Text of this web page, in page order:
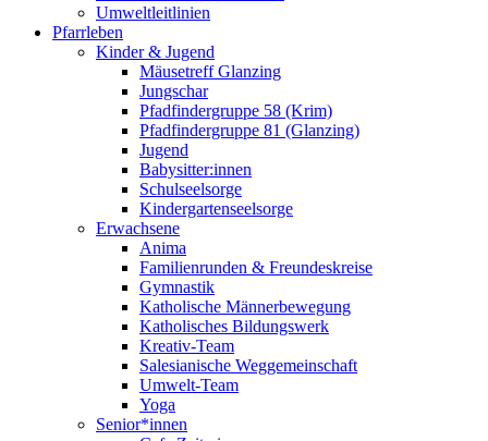
Umweltleitlinien
Pfarrleben
Kinder & Jugend
Mäusetreff Glanzing
Jungschar
Pfadfindergruppe 58 (Krim)
Pfadfindergruppe 81 (Glanzing)
Jugend
Babysitter:innen
Schulseelsorge
Kindergartenseelsorge
Erwachsene
Anima
Familienrunden & Freundeskreise
Gymnastik
Katholische Männerbewegung
Katholisches Bildungswerk
Kreativ-Team
Salesianische Weggemeinschaft
Umwelt-Team
Yoga
Senior*innen